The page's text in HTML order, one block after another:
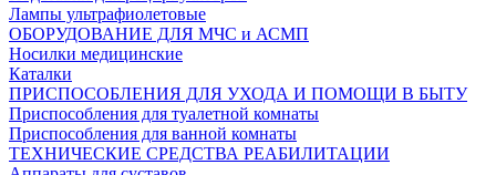
Лампы ультрафиолетовые
ОБОРУДОВАНИЕ ДЛЯ МЧС и АСМП
Носилки медицинские
Каталки
ПРИСПОСОБЛЕНИЯ ДЛЯ УХОДА И ПОМОЩИ В БЫТУ
Приспособления для туалетной комнаты
Приспособления для ванной комнаты
ТЕХНИЧЕСКИЕ СРЕДСТВА РЕАБИЛИТАЦИИ